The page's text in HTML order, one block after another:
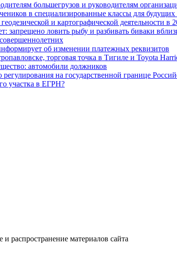
большегрузов и руководителям
в специализированные классы для будущих
и картографической деятельности в
запрещено ловить рыбу и разбивать биваки
об изменении платежных реквизитов
торговая точка в Тигиле и Toyota
автомобили должников
на государственной границе
участка в ЕГРН?
распространение материалов сайта